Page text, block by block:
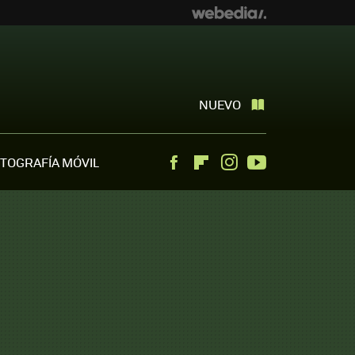
NUEVO
MÓVIL FacebookFlipboardInstagram